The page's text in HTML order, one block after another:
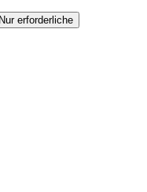
Nur erforderliche